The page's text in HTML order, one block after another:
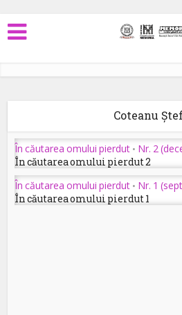
Coteanu
În căutarea omului pierdut • Nr. 2
În căutarea omului pierdut 2
În căutarea omului pierdut • Nr. 1
În căutarea omului pierdut 1